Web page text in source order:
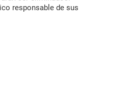
responsable de sus